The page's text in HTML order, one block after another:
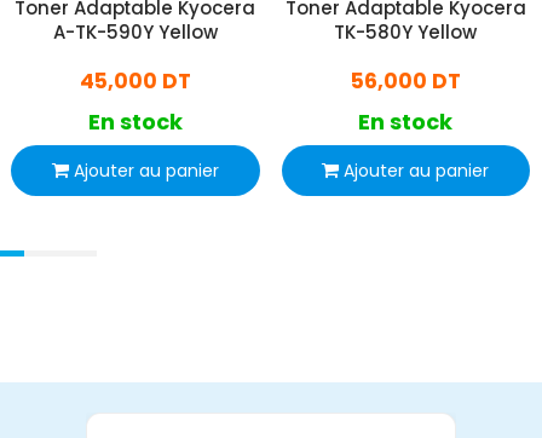
Toner Adaptable Kyocera
A-TK-590Y Yellow
45,000 DT
En stock
Ajouter au panier
Toner Adaptable Kyocera
TK-580Y Yellow
56,000 DT
En stock
Ajouter au panier